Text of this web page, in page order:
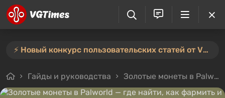
⚡️ Новый конкурс пользовательских статей от VGTimes — участвуйте тут ⚡️
Гайды и руководства Золотые монеты в Palworld — где найти, как фармить и на что тратить